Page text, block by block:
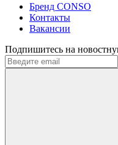
Бренд CONSO
Контакты
Вакансии
Подпишитесь на